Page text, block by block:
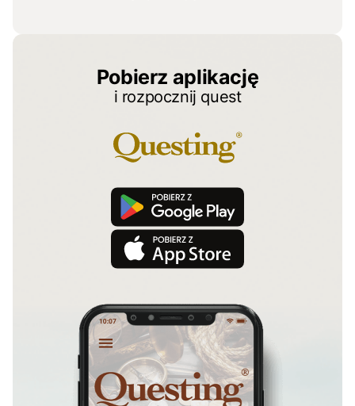
Pobierz aplikację
i rozpocznij quest